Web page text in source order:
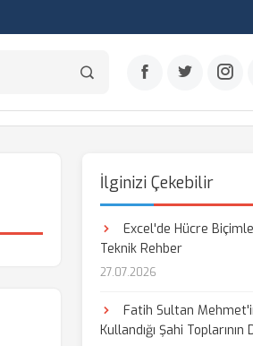
İlginizi Çekebilir
Excel'de Hücre
Teknik Rehber
27.07.2026
Fatih Sultan
Kullandığı Şahi